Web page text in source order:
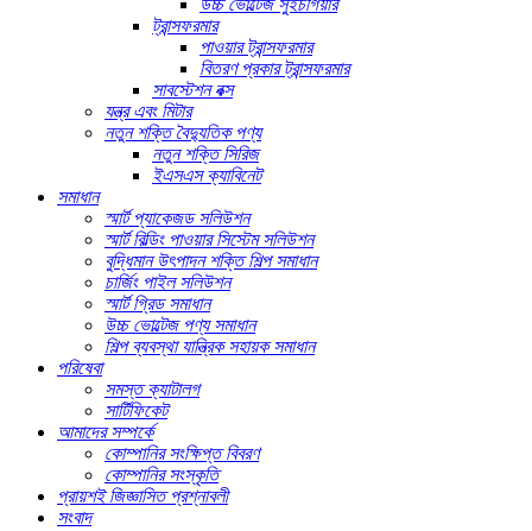
উচ্চ ভোল্টেজ সুইচগিয়ার
ট্রান্সফরমার
পাওয়ার ট্রান্সফরমার
বিতরণ প্রকার ট্রান্সফরমার
সাবস্টেশন বক্স
যন্ত্র এবং মিটার
নতুন শক্তি বৈদ্যুতিক পণ্য
নতুন শক্তি সিরিজ
ইএসএস ক্যাবিনেট
সমাধান
স্মার্ট প্যাকেজড সলিউশন
স্মার্ট বিল্ডিং পাওয়ার সিস্টেম সলিউশন
বুদ্ধিমান উৎপাদন শক্তি শিল্প সমাধান
চার্জিং পাইল সলিউশন
স্মার্ট গ্রিড সমাধান
উচ্চ ভোল্টেজ পণ্য সমাধান
শিল্প ব্যবস্থা যান্ত্রিক সহায়ক সমাধান
পরিষেবা
সমস্ত ক্যাটালগ
সার্টিফিকেট
আমাদের সম্পর্কে
কোম্পানির সংক্ষিপ্ত বিবরণ
কোম্পানির সংস্কৃতি
প্রায়শই জিজ্ঞাসিত প্রশ্নাবলী
সংবাদ